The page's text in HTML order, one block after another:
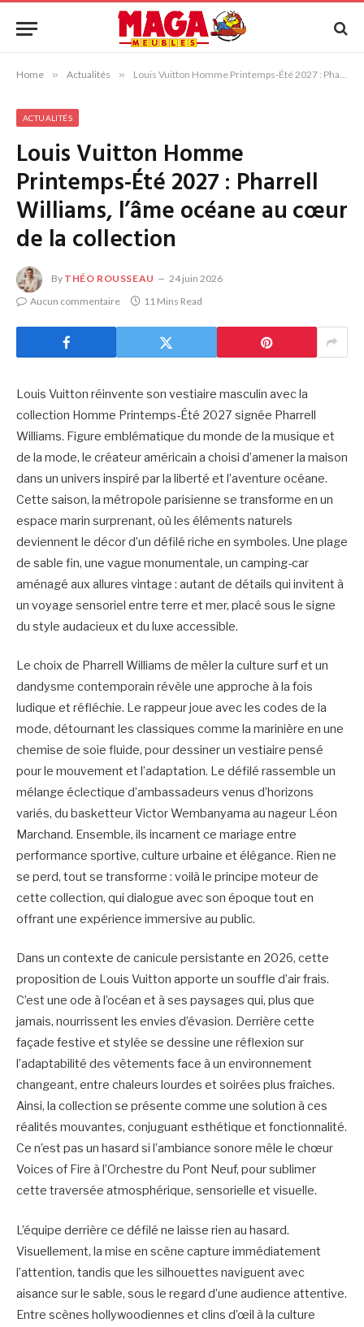
Home » Actualités » Louis Vuitton Homme Printemps-Été 2027 : Pharrell Williams, l’âme océane au cœur de la collection
ACTUALITÉS
Louis Vuitton Homme
Printemps-Été 2027 : Pharrell
Williams, l’âme océane au cœur
de la collection
By THÉO ROUSSEAU
24 juin 2026
Aucun commentaire
11 Mins Read
Louis Vuitton réinvente son vestiaire masculin avec la
collection Homme Printemps-Été 2027 signée Pharrell
Williams. Figure emblématique du monde de la musique et
de la mode, le créateur américain a choisi d’amener la maison
dans un univers inspiré par la liberté et l’aventure océane.
Cette saison, la métropole parisienne se transforme en un
espace marin surprenant, où les éléments naturels
deviennent le décor d’un défilé riche en symboles. Une plage
de sable fin, une vague monumentale, un camping-car
aménagé aux allures vintage : autant de détails qui invitent à
un voyage sensoriel entre terre et mer, placé sous le signe
du style audacieux et du luxe accessible.
Le choix de Pharrell Williams de mêler la culture surf et un
dandysme contemporain révèle une approche à la fois
ludique et réfléchie. Le rappeur joue avec les codes de la
mode, détournant les classiques comme la marinière en une
chemise de soie fluide, pour dessiner un vestiaire pensé
pour le mouvement et l’adaptation. Le défilé rassemble un
mélange éclectique d’ambassadeurs venus d’horizons
variés, du basketteur Victor Wembanyama au nageur Léon
Marchand. Ensemble, ils incarnent ce mariage entre
performance sportive, culture urbaine et élégance. Rien ne
se perd, tout se transforme : voilà le principe moteur de
cette collection, qui dialogue avec son époque tout en
offrant une expérience immersive au public.
Dans un contexte de canicule persistante en 2026, cette
proposition de Louis Vuitton apporte un souffle d’air frais.
C’est une ode à l’océan et à ses paysages qui, plus que
jamais, nourrissent les envies d’évasion. Derrière cette
façade festive et stylée se dessine une réflexion sur
l’adaptabilité des vêtements face à un environnement
changeant, entre chaleurs lourdes et soirées plus fraîches.
Ainsi, la collection se présente comme une solution à ces
réalités mouvantes, conjuguant esthétique et fonctionnalité.
Ce n’est pas un hasard si l’ambiance sonore mêle le chœur
Voices of Fire à l’Orchestre du Pont Neuf, pour sublimer
cette traversée atmosphérique, sensorielle et visuelle.
L’équipe derrière ce défilé ne laisse rien au hasard.
Visuellement, la mise en scène capture immédiatement
l’attention, tandis que les silhouettes naviguent avec
aisance sur le sable, sous le regard d’une audience attentive.
Entre scènes hollywoodiennes et clins d’œil à la culture